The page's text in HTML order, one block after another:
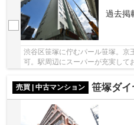
過去掲
渋谷区笹塚に佇むパール笹塚。京
可。駅周辺にスーパーが充実して
売買 | 中古マンション
笹塚ダ